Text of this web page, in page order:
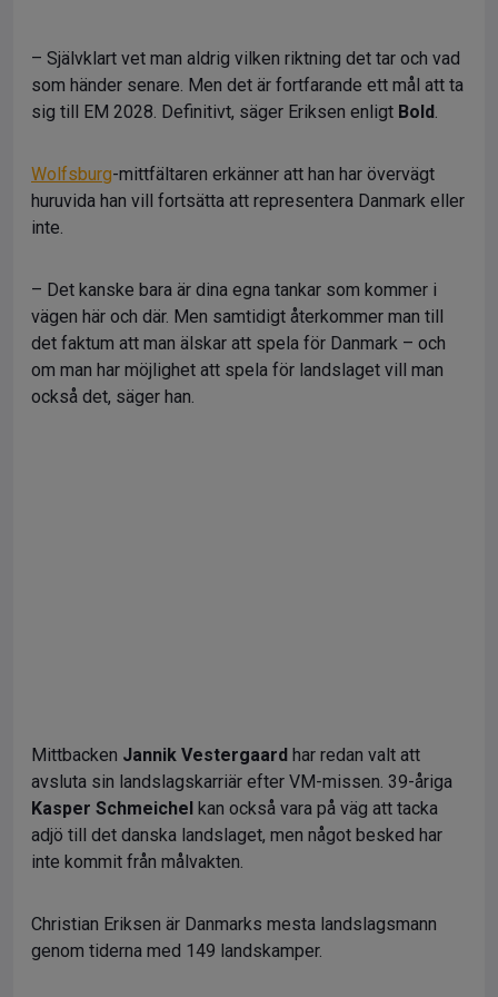
– Självklart vet man aldrig vilken riktning det tar och vad
som händer senare. Men det är fortfarande ett mål att ta
sig till EM 2028. Definitivt, säger Eriksen enligt Bold.
Wolfsburg-mittfältaren erkänner att han har övervägt
huruvida han vill fortsätta att representera Danmark eller
inte.
– Det kanske bara är dina egna tankar som kommer i
vägen här och där. Men samtidigt återkommer man till
det faktum att man älskar att spela för Danmark – och
om man har möjlighet att spela för landslaget vill man
också det, säger han.
Mittbacken Jannik Vestergaard har redan valt att
avsluta sin landslagskarriär efter VM-missen. 39-åriga
Kasper Schmeichel kan också vara på väg att tacka
adjö till det danska landslaget, men något besked har
inte kommit från målvakten.
Christian Eriksen är Danmarks mesta landslagsmann
genom tiderna med 149 landskamper.